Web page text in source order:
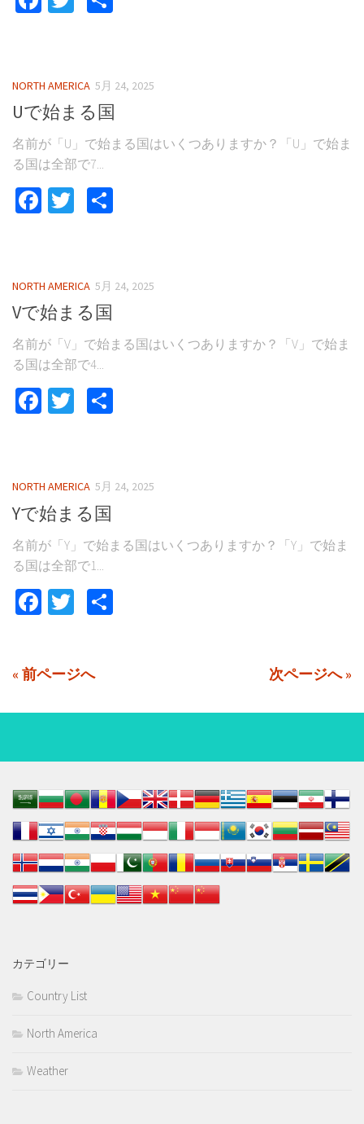
NORTH AMERICA 5月 24, 2025
Uで始まる国
名前が「U」で始まる国はいくつありますか？「U」で始ま
る国は全部で7...
Facebook
Twitter
NORTH AMERICA 5月 24, 2025
Vで始まる国
名前が「V」で始まる国はいくつありますか？「V」で始ま
る国は全部で4...
Facebook
Twitter
NORTH AMERICA 5月 24, 2025
Yで始まる国
名前が「Y」で始まる国はいくつありますか？「Y」で始ま
る国は全部で1...
Facebook
Twitter
« 前ページへ 次ページへ »
カテゴリー
Country List
North America
Weather